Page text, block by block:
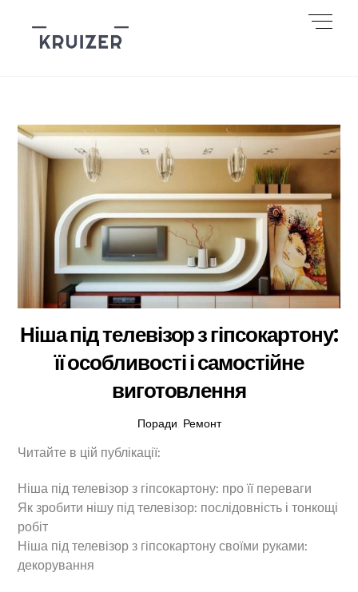
content
Ніша під телевізор з гіпсокартону:
її особливості і самостійне
виготовлення
Поради Ремонт
Читайте в цій публікації:
Ніша під телевізор з гіпсокартону: про її переваги
Як зробити нішу під телевізор: послідовність і тонкощі
робіт
Ніша під телевізор з гіпсокартону своїми руками:
декорування